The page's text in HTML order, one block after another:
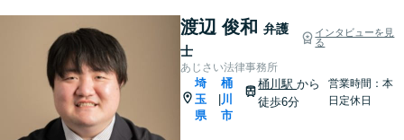
渡辺 俊和 弁護
士
インタビューを見
る
あじさい法律事務所
埼
玉
県
桶
川
市
桶川駅から
徒歩6分
営業時間：本
日定休日